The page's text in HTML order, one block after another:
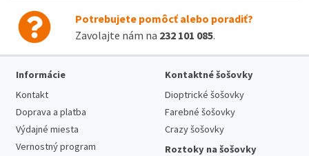
Potrebujete pomôcť alebo poradiť?
Zavolajte nám na 232 101 085.
Informácie
Kontakt
Doprava a platba
Výdajné miesta
Vernostný program
Kontaktné šošovky
Dioptrické šošovky
Farebné šošovky
Crazy šošovky
Roztoky na šošovky